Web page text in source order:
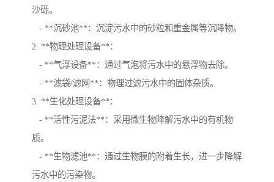
沙砾。
- **沉砂池**：沉淀污水中的砂粒和重金属等沉降物。
2. **物理处理设备**：
- **气浮设备**：通过气泡将污水中的悬浮物去除。
- **滤袋/滤网**：物理过滤污水中的固体杂质。
3. **生化处理设备**：
- **活性污泥法**：采用微生物降解污水中的有机物
质。
- **生物滤池**：通过生物膜的附着生长，进一步降解
污水中的污染物。